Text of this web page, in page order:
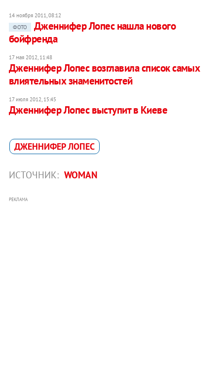
14 ноября 2011, 08:12
ФОТО
Дженнифер Лопес нашла нового
бойфренда
17 мая 2012, 11:48
Дженнифер Лопес возглавила список самых
влиятельных знаменитостей
17 июля 2012, 15:45
Дженнифер Лопес выступит в Киеве
ДЖЕННИФЕР ЛОПЕС
ИСТОЧНИК: WOMAN
РЕКЛАМА